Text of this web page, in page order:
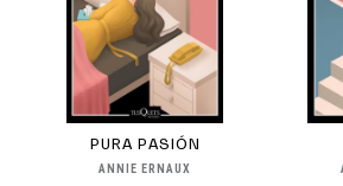
PURA PASIÓN
ANNIE ERNAUX